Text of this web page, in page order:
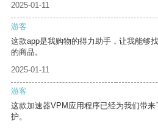
2025-01-11
游客
这款app是我购物的得力助手，让我能够
的商品。
2025-01-11
游客
这款加速器VPM应用程序已经为我们带
护。